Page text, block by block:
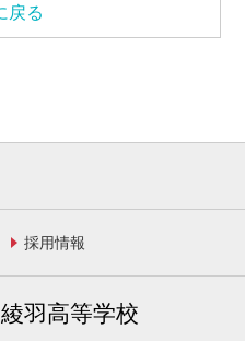
戻る
採用情報
羽高等学校